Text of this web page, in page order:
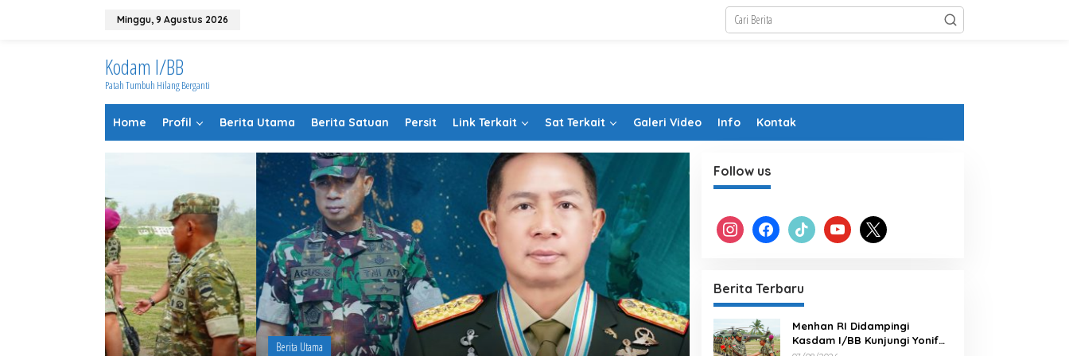
Minggu, 9 Agustus 2026
Kodam I/BB
Patah Tumbuh Hilang Berganti
Home Profil Berita Utama Berita Satuan Persit Link Terkait Sat Terkait Galeri Video Info Kontak
Berita Utama Berita Utama
Follow us
instagram facebook tiktok youtube x
Berita Terbaru
Menhan RI Didampingi
Kasdam I/BB Kunjungi Yonif